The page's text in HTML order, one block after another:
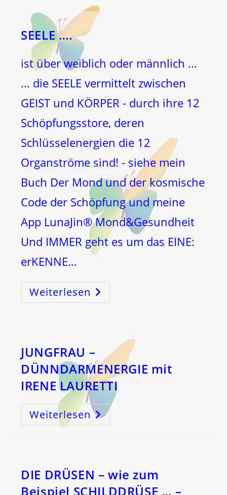
…
SEELE ….
ist über weiblich oder männlich ...
... die SEELE vermittelt zwischen
GEIST und KÖRPER - durch ihre 12
Schöpfungsstore, deren
Schlüsselenergien die 12
Organströme sind! - siehe mein
Buch Der Mond und der kosmische
Code der Schöpfung und meine
App LunaJin® Mond&Gesundheit
Und IMMER geht es um das EINE:
erKENNE…
Weiterlesen SEELE
….
JUNGFRAU –
DÜNNDARMENERGIE mit
IRENE LAURETTI
Weiterlesen JUNGFRAU
DÜNNDARMENERGIE
DIE DRÜSEN – wie zum
Beispiel SCHILDDRÜSE … –